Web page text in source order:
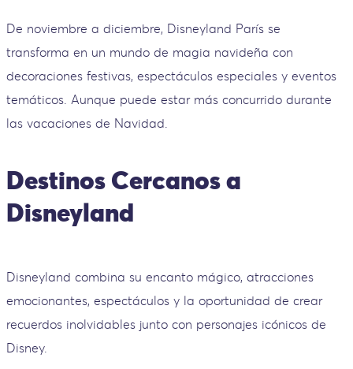
De noviembre a diciembre, Disneyland París se
transforma en un mundo de magia navideña con
decoraciones festivas, espectáculos especiales y eventos
temáticos. Aunque puede estar más concurrido durante
las vacaciones de Navidad.
Destinos Cercanos a
Disneyland
Disneyland combina su encanto mágico, atracciones
emocionantes, espectáculos y la oportunidad de crear
recuerdos inolvidables junto con personajes icónicos de
Disney.